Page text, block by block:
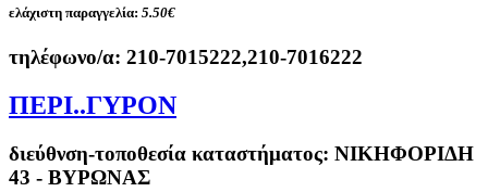
ελάχιστη παραγγελία: 5.50€
τηλέφωνο/α: 210-7015222,210-7016222
ΠΕΡΙ..ΓΥΡΟΝ
διεύθνση-τοποθεσία καταστήματος: ΝΙΚΗΦΟΡΙΔΗ
43 - ΒΥΡΩΝΑΣ